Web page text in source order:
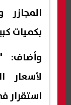
بكميات
وأضاف:
لأسعار
استقرار